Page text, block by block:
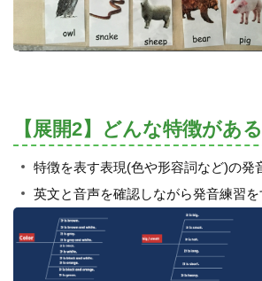
【展開2】どんな特徴があ
特徴を表す表現(色や形容詞など)の発
英文と音声を確認しながら発音練習を